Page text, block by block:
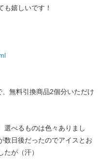
も嬉しいです！
無料引換商品2個分いただけ
選べるものは色々ありまし
数日後だったのでアイスとお
が（汗）